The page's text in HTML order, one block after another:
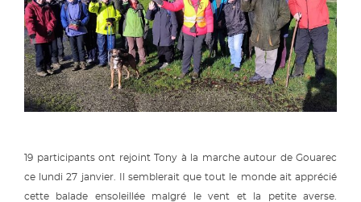
19 participants ont rejoint Tony à la marche autour de Gouarec
ce lundi 27 janvier. Il semblerait que tout le monde ait apprécié
cette balade ensoleillée malgré le vent et la petite averse.